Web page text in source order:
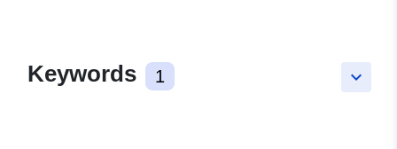
keyboard_arrow_down
Keywords 1